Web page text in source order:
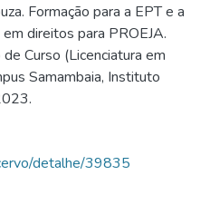
Formação para a EPT e a
direitos para PROEJA.
Curso (Licenciatura em
Samambaia, Instituto
detalhe/39835